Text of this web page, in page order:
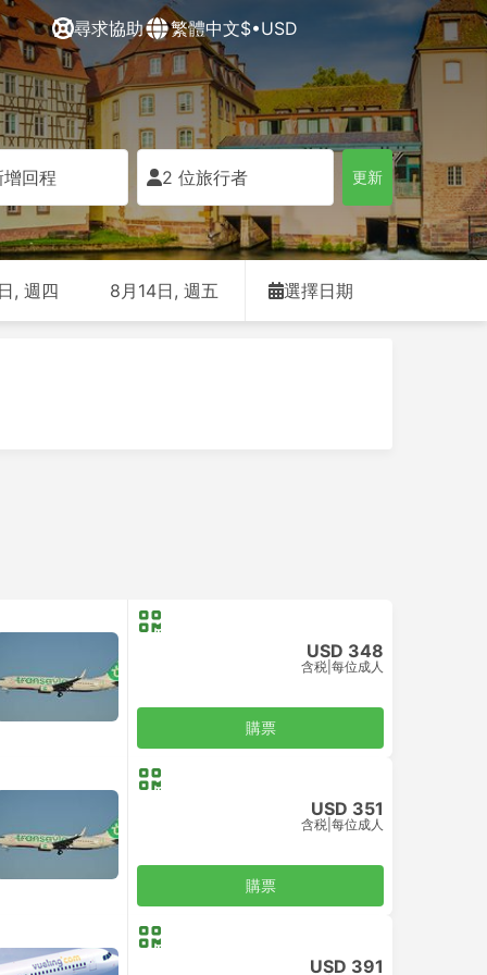
尋求協助 繁體中文$•USD
回程 2 位旅行者 更新
, 週四 8月14日, 週五 選擇日期
USD 348
含税 每位成人
購票
USD 351
含税 每位成人
購票
USD 391